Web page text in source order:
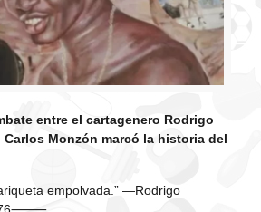
entre el cartagenero Rodrigo
Monzón marcó la historia del
empolvada.” —Rodrigo
1976⸻